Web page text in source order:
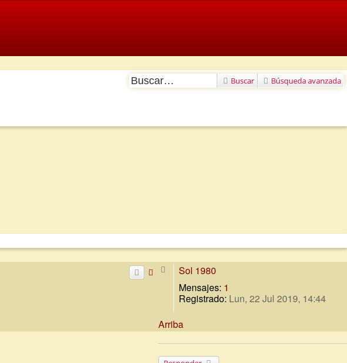
Buscar Búsqueda avanzada
Sol 1980
Mensajes: 1
Registrado: Lun, 22 Jul 2019, 14:44
Arriba